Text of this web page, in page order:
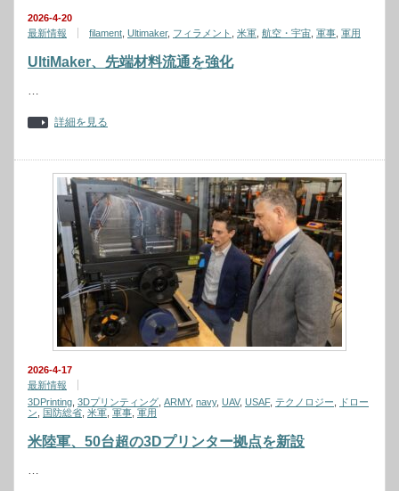
2026-4-20
最新情報
filament Ultimaker, フィラメント 米軍 航空・宇宙 軍事 軍用
UltiMaker、先端材料流通を強化
…
詳細を見る
2026-4-17
最新情報
3DPrinting 3Dプリンティング ARMY, navy, UAV, USAF, テクノロジー
ドロー
ン
国防総省 米軍 軍事 軍用
米陸軍、50台超の3Dプリンター拠点を新設
…